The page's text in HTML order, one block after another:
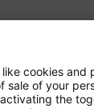
Starten Sie